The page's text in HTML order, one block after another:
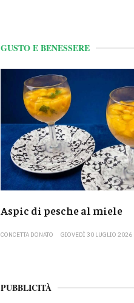
GUSTO E BENESSERE
Aspic di pesche al miele
CONCETTA DONATO GIOVEDÌ 30 LUGLIO 2026
PUBBLICITÀ